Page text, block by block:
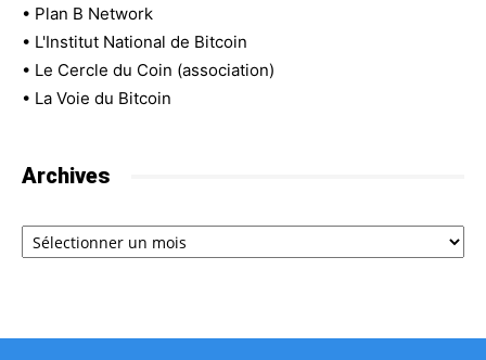
• Plan B Network
• L'Institut National de Bitcoin
• Le Cercle du Coin (association)
• La Voie du Bitcoin
Archives
Archives